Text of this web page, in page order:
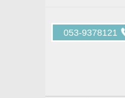
053-9378121